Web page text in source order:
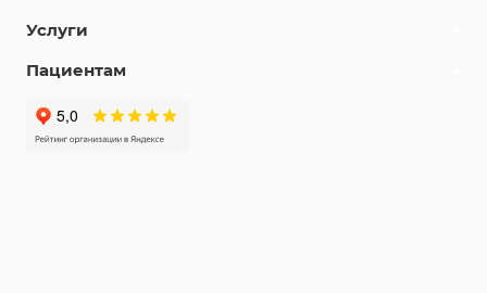
Услуги
Пациентам